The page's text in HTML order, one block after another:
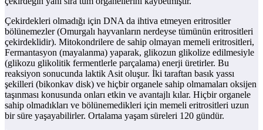
Çekirdekleri olmadığı için DNA da ihtiva etmeyen eritrositler
bölünemezler (Omurgalı hayvanların nerdeyse tümünün eritrositleri
çekirdeklidir). Mitokondrilere de sahip olmayan memeli eritrositleri,
Fermantasyon (mayalanma) yaparak, glikozun glikolize edilmesiyle
(glikozu glikolitik fermentlerle parçalama) enerji üretirler. Bu
reaksiyon sonucunda laktik Asit oluşur. İki taraftan basık yassı
şekilleri (bikonkav disk) ve hiçbir organele sahip olmamaları oksijen
taşınması konusunda onları etkin ve avantajlı kılar. Hiçbir organele
sahip olmadıkları ve bölünemedikleri için memeli eritrositleri uzun
bir süre yaşayabilirler. Ortalama yaşam süreleri 120 gündür.